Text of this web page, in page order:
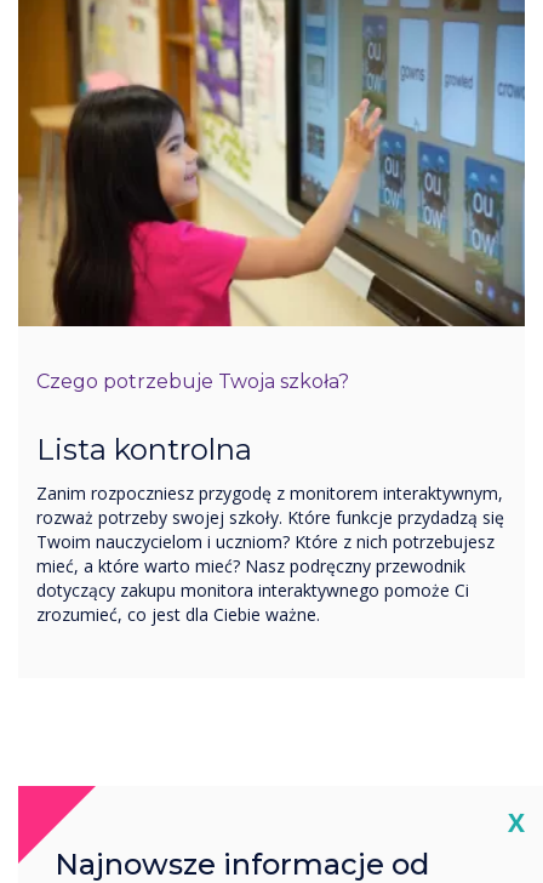
Czego potrzebuje Twoja szkoła?
Lista kontrolna
Zanim rozpoczniesz przygodę z monitorem interaktywnym,
rozważ potrzeby swojej szkoły. Które funkcje przydadzą się
Twoim nauczycielom i uczniom? Które z nich potrzebujesz
mieć, a które warto mieć? Nasz podręczny przewodnik
dotyczący zakupu monitora interaktywnego pomoże Ci
zrozumieć, co jest dla Ciebie ważne.
przewodniku:
X
Najnowsze informacje od